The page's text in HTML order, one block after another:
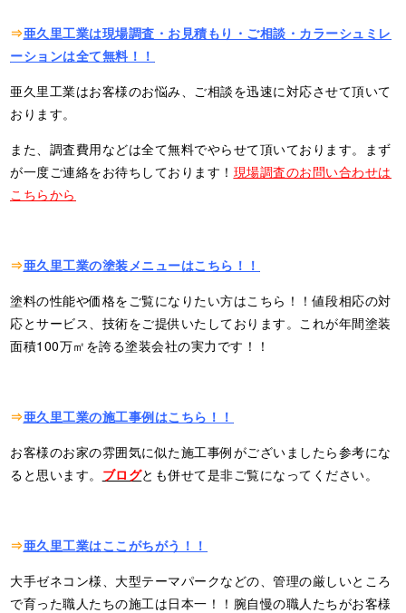
⇒亜久里工業は現場調査・お見積もり・ご相談・カラーシュミレ
ーションは全て無料！！
亜久里工業はお客様のお悩み、ご相談を迅速に対応させて頂いて
おります。
また、調査費用などは全て無料でやらせて頂いております。まず
が一度ご連絡をお待ちしております！ 現場調査のお問い合わせは
こちらから
⇒亜久里工業の塗装メニューはこちら！！
塗料の性能や価格をご覧になりたい方はこちら！！値段相応の対
応とサービス、技術をご提供いたしております。これが年間塗装
面積100万㎡を誇る塗装会社の実力です！！
⇒亜久里工業の施工事例はこちら！！
お客様のお家の雰囲気に似た施工事例がございましたら参考にな
ると思います。 ブログとも併せて是非ご覧になってください。
⇒亜久里工業はここがちがう！！
大手ゼネコン様、大型テーマパークなどの、管理の厳しいところ
で育った職人たちの施工は日本一！！腕自慢の職人たちがお客様